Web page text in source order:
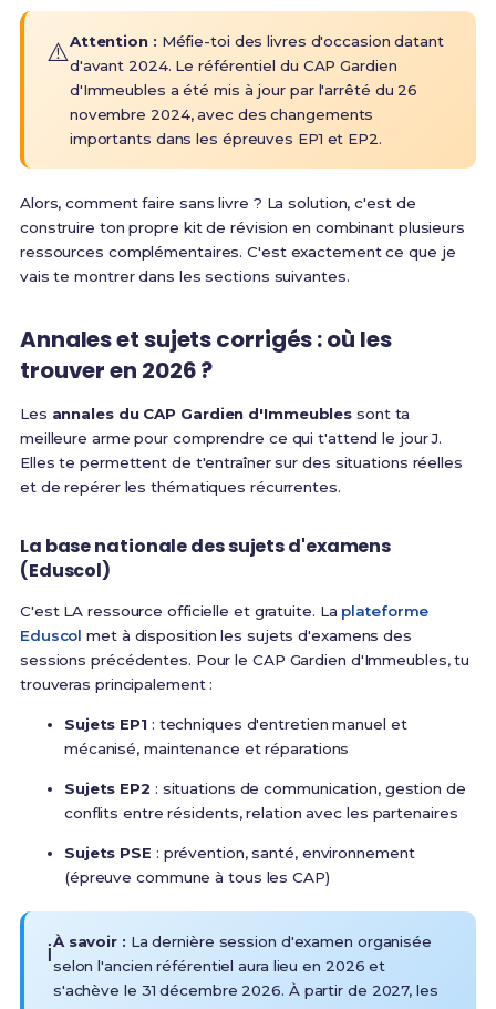
⚠️Attention : Méfie-toi des livres d'occasion datant
d'avant 2024. Le référentiel du CAP Gardien
d'Immeubles a été mis à jour par l'arrêté du 26
novembre 2024, avec des changements
importants dans les épreuves EP1 et EP2.
Alors, comment faire sans livre ? La solution, c'est de
construire ton propre kit de révision en combinant plusieurs
ressources complémentaires. C'est exactement ce que je
vais te montrer dans les sections suivantes.
Annales et sujets corrigés : où les
trouver en 2026 ?
Les annales du CAP Gardien d'Immeubles sont ta
meilleure arme pour comprendre ce qui t'attend le jour J.
Elles te permettent de t'entraîner sur des situations réelles
et de repérer les thématiques récurrentes.
La base nationale des sujets d'examens
(Eduscol)
C'est LA ressource officielle et gratuite. La plateforme
Eduscol met à disposition les sujets d'examens des
sessions précédentes. Pour le CAP Gardien d'Immeubles, tu
trouveras principalement :
Sujets EP1: techniques d'entretien manuel et
mécanisé, maintenance et réparations
Sujets EP2 : situations de communication, gestion de
conflits entre résidents, relation avec les partenaires
Sujets PSE : prévention, santé, environnement
(épreuve commune à tous les CAP)
ℹ️À savoir : La dernière session d'examen organisée
selon l'ancien référentiel aura lieu en 2026 et
s'achève le 31 décembre 2026. À partir de 2027, les